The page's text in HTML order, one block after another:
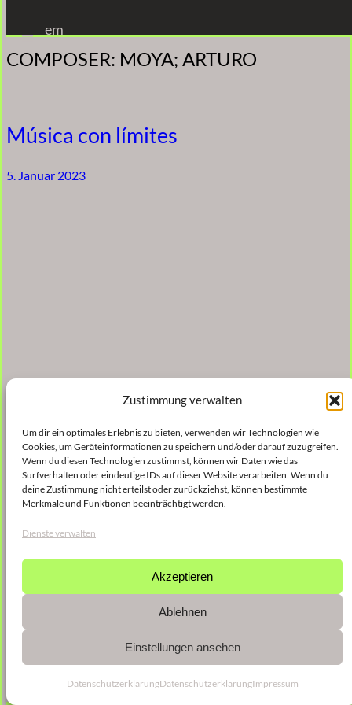
Zustimmung verwalten
Um dir ein optimales Erlebnis zu bieten, verwenden wir Technologien wie
Cookies, um Geräteinformationen zu speichern und/oder darauf zuzugreifen.
Wenn du diesen Technologien zustimmst, können wir Daten wie das
Surfverhalten oder eindeutige IDs auf dieser Website verarbeiten. Wenn du
deine Zustimmung nicht erteilst oder zurückziehst, können bestimmte
Merkmale und Funktionen beeinträchtigt werden.
Dienste verwalten
Akzeptieren
Ablehnen
Einstellungen ansehen
DatenschutzerklärungDatenschutzerklärungImpressum
Inhalt
springen
em
COMPOSER: MOYA; ARTURO
Música con límites
5. Januar 2023